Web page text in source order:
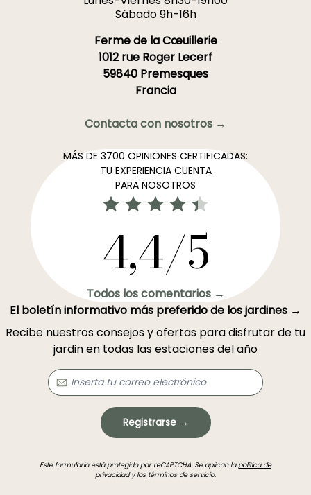
Sábado 9h-16h
Ferme de la Cœuillerie
1012 rue Roger Lecerf
59840 Premesques
Francia
Contacta con nosotros →
MÁS DE 3700 OPINIONES CERTIFICADAS:
TU EXPERIENCIA CUENTA
PARA NOSOTROS
4,4/5
Todos los comentarios →
El boletín informativo más preferido de los jardines →
Recibe nuestros consejos y ofertas para disfrutar de tu
jardin en todas las estaciones del año
Registrarse →
Este formulario está protegido por reCAPTCHA. Se aplican lapolítica de
privacidady los términos de servicio.